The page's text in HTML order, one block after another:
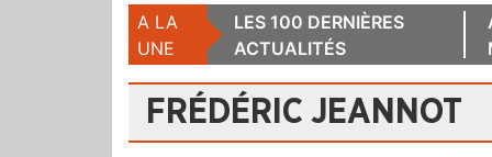
A LA
UNE
LES 100 DERNIÈRES
ACTUALITÉS
FRÉDÉRIC JEANNOT